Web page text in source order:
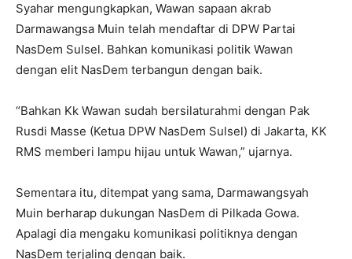
Syahar mengungkapkan, Wawan sapaan akrab
Darmawangsa Muin telah mendaftar di DPW Partai
NasDem Sulsel. Bahkan komunikasi politik Wawan
dengan elit NasDem terbangun dengan baik.
“Bahkan Kk Wawan sudah bersilaturahmi dengan Pak
Rusdi Masse (Ketua DPW NasDem Sulsel) di Jakarta, KK
RMS memberi lampu hijau untuk Wawan,” ujarnya.
Sementara itu, ditempat yang sama, Darmawangsyah
Muin berharap dukungan NasDem di Pilkada Gowa.
Apalagi dia mengaku komunikasi politiknya dengan
NasDem terjaling dengan baik.